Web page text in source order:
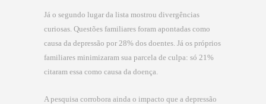
Já o segundo lugar da lista mostrou divergências
curiosas. Questões familiares foram apontadas como
causa da depressão por 28% dos doentes. Já os próprios
familiares minimizaram sua parcela de culpa: só 21%
citaram essa como causa da doença.
A pesquisa corrobora ainda o impacto que a depressão